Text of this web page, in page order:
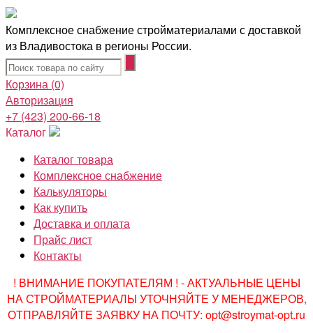
Комплексное снабжение стройматериалами с доставкой
из Владивостока в регионы России.
Корзина (0)
Авторизация
+7 (423) 200-66-18
Каталог
Каталог товара
Комплексное снабжение
Калькуляторы
Как купить
Доставка и оплата
Прайс лист
Контакты
! ВНИМАНИЕ ПОКУПАТЕЛЯМ ! - АКТУАЛЬНЫЕ ЦЕНЫ
НА СТРОЙМАТЕРИАЛЫ УТОЧНЯЙТЕ У МЕНЕДЖЕРОВ,
ОТПРАВЛЯЙТЕ ЗАЯВКУ НА ПОЧТУ: opt@stroymat-opt.ru